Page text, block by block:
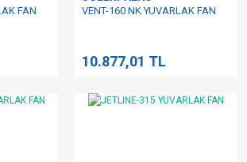
FAN VENT-160 NK YUVARLAK FAN
10.877,01 TL